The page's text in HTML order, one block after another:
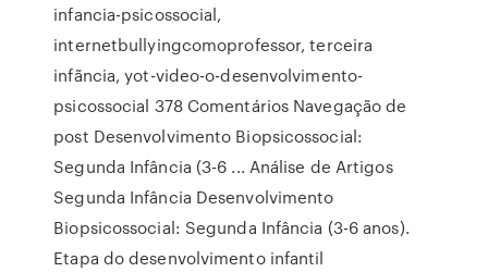
infancia-psicossocial,
internetbullyingcomoprofessor, terceira
infãncia, yot-video-o-desenvolvimento-
psicossocial 378 Comentários Navegação de
post Desenvolvimento Biopsicossocial:
Segunda Infância (3-6 ... Análise de Artigos
Segunda Infância Desenvolvimento
Biopsicossocial: Segunda Infância (3-6 anos).
Etapa do desenvolvimento infantil